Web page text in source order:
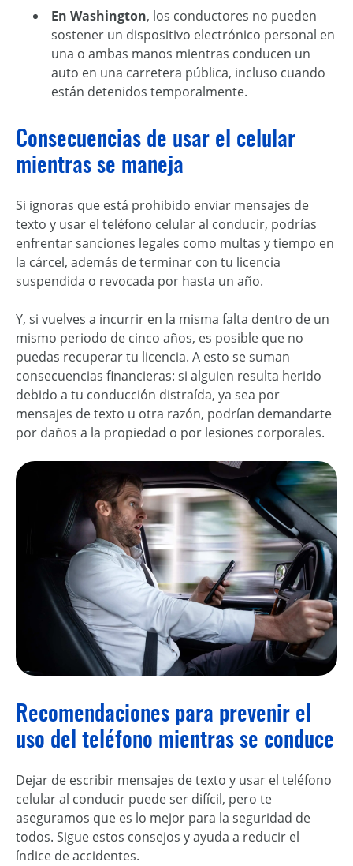
En Washington, los conductores no pueden
sostener un dispositivo electrónico personal en
una o ambas manos mientras conducen un
auto en una carretera pública, incluso cuando
están detenidos temporalmente.
Consecuencias de usar el celular
mientras se maneja
Si ignoras que está prohibido enviar mensajes de
texto y usar el teléfono celular al conducir, podrías
enfrentar sanciones legales como multas y tiempo en
la cárcel, además de terminar con tu licencia
suspendida o revocada por hasta un año.
Y, si vuelves a incurrir en la misma falta dentro de un
mismo periodo de cinco años, es posible que no
puedas recuperar tu licencia. A esto se suman
consecuencias financieras: si alguien resulta herido
debido a tu conducción distraída, ya sea por
mensajes de texto u otra razón, podrían demandarte
por daños a la propiedad o por lesiones corporales.
Recomendaciones para prevenir el
uso del teléfono mientras se conduce
Dejar de escribir mensajes de texto y usar el teléfono
celular al conducir puede ser difícil, pero te
aseguramos que es lo mejor para la seguridad de
todos. Sigue estos consejos y ayuda a reducir el
índice de accidentes.